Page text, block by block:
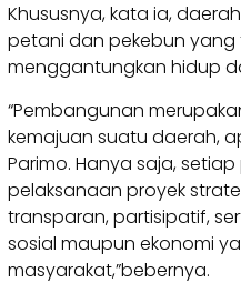
Khususnya, kata ia,
petani dan pekebun yang
menggantungkan hidup
“Pembangunan
kemajuan suatu daerah,
Parimo. Hanya saja,
pelaksanaan proyek
transparan, partisipatif,
sosial maupun ekonomi
masyarakat,”bebernya.